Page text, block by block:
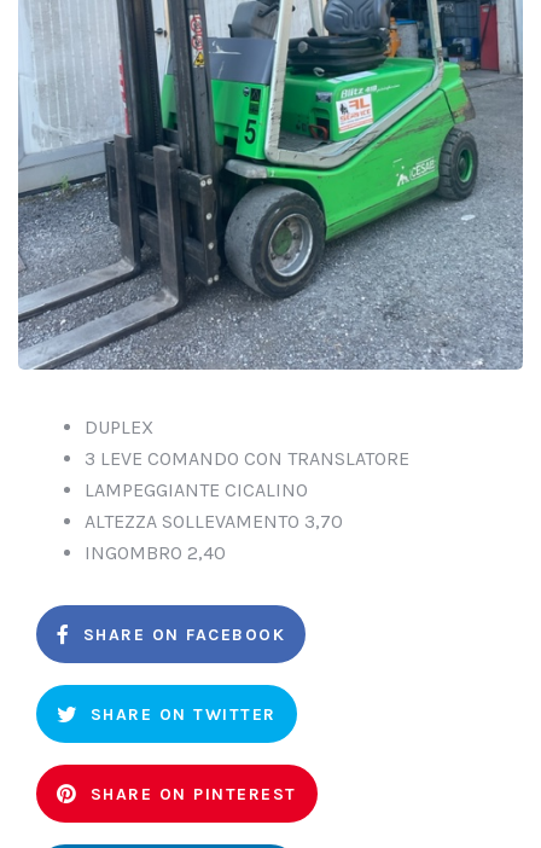
DUPLEX
3 LEVE COMANDO CON TRANSLATORE
LAMPEGGIANTE CICALINO
ALTEZZA SOLLEVAMENTO 3,70
INGOMBRO 2,40
SHARE ON FACEBOOK
SHARE ON TWITTER
SHARE ON PINTEREST